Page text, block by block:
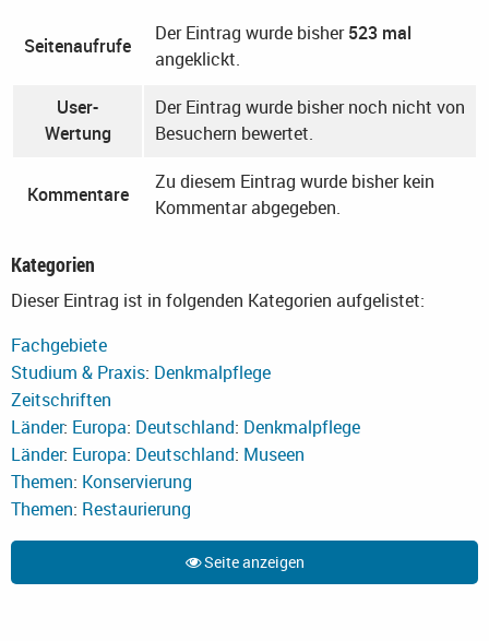
Seitenaufrufe
Der Eintrag wurde bisher523 mal
angeklickt.
User-
Wertung
Der Eintrag wurde bisher noch nicht von
Besuchern bewertet.
Kommentare
Zu diesem Eintrag wurde bisher kein
Kommentar abgegeben.
Kategorien
Dieser Eintrag ist in folgenden Kategorien aufgelistet:
Fachgebiete
Studium & Praxis: Denkmalpflege
Zeitschriften
Länder: Europa: Deutschland: Denkmalpflege
Länder: Europa: Deutschland: Museen
Themen: Konservierung
Themen: Restaurierung
Seite anzeigen